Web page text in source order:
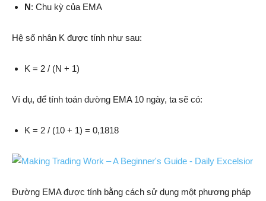
N: Chu kỳ của EMA
Hệ số nhân K được tính như sau:
K = 2 / (N + 1)
Ví dụ, để tính toán đường EMA 10 ngày, ta sẽ có:
K = 2 / (10 + 1) = 0,1818
Đường EMA được tính bằng cách sử dụng một phương pháp